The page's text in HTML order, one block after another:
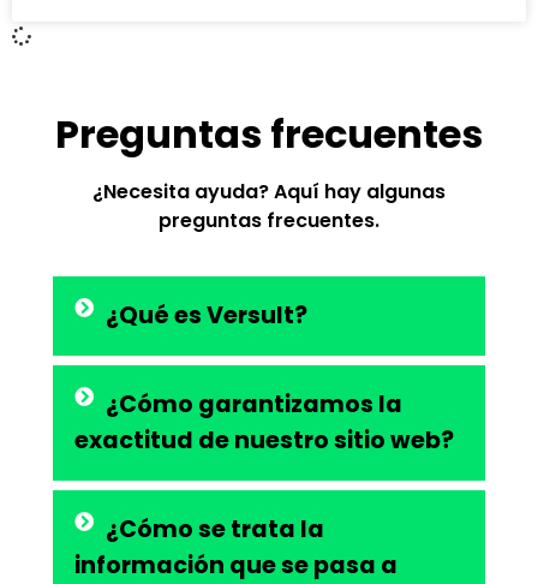
Preguntas frecuentes
¿Necesita ayuda? Aquí hay algunas
preguntas frecuentes.
¿Qué es Versult?
¿Cómo garantizamos la
exactitud de nuestro sitio web?
¿Cómo se trata la
información que se pasa a